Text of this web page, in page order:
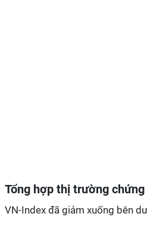
Tổng hợp thị trường
VN-Index đã giảm xuống bên